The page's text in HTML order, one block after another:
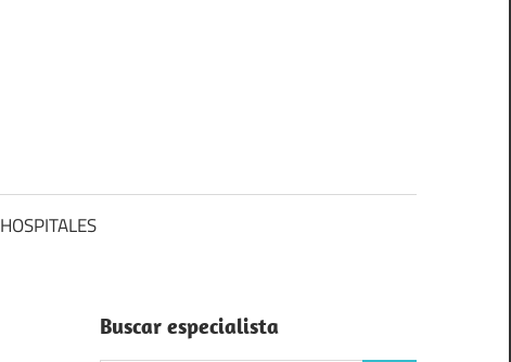
HOSPITALES
Buscar especialista